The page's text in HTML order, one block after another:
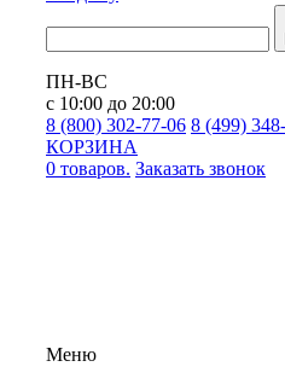
ПН-ВС
с 10:00 до 20:00
8 (800) 302-77-06 8 (499)
КОРЗИНА
0 товаров. Заказать звонок
Меню